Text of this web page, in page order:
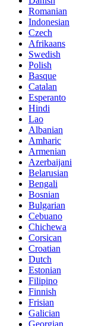
Romanian
Indonesian
Czech
Afrikaans
Swedish
Polish
Basque
Catalan
Esperanto
Hindi
Lao
Albanian
Amharic
Armenian
Azerbaijani
Belarusian
Bengali
Bosnian
Bulgarian
Cebuano
Chichewa
Corsican
Croatian
Dutch
Estonian
Filipino
Finnish
Frisian
Galician